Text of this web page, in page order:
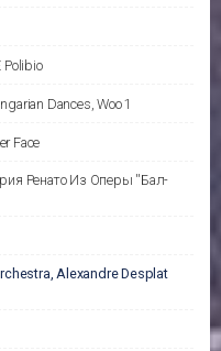
Polibio
Dances, Woo 1
Face
Ренато Из Оперы ''Бал-
Alexandre Desplat